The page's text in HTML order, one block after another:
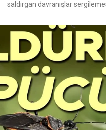
saldırgan davranışlar